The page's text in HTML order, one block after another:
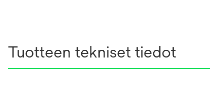
Tuotteen tekniset tiedot